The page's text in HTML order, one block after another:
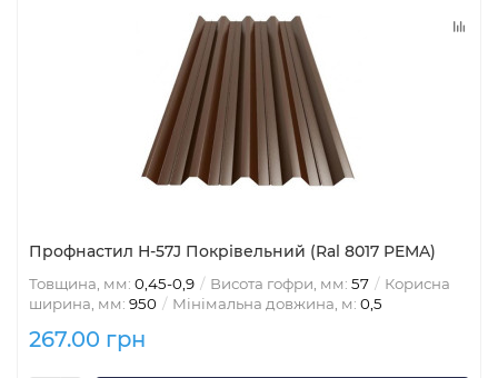
Профнастил Н-57J Покрівельний (Ral 8017 PEMA)
Товщина, мм: 0,45-0,9 Висота гофри, мм: 57
Корисна
ширина, мм: 950 Мінімальна довжина, м: 0,5
267.00 грн